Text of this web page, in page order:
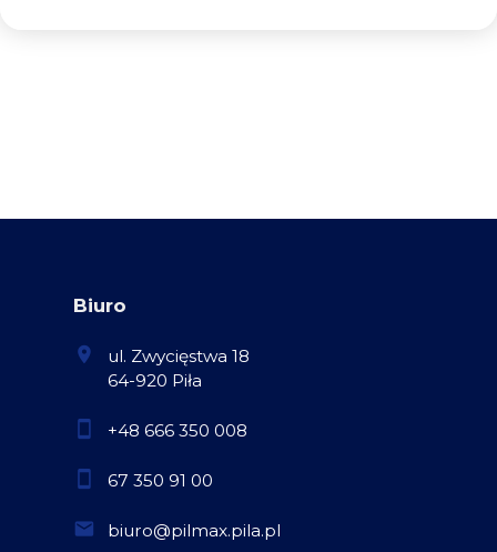
Biuro
ul. Zwycięstwa 18
64-920 Piła
+48 666 350 008
67 350 91 00
biuro@pilmax.pila.pl